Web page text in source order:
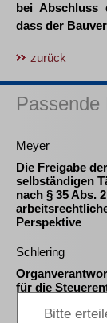
bei Abschluss
dass der
zurück
Passende
Meyer
Die Freigabe der
selbständigen
nach § 35 Abs.
Perspektive
Schlering
für die